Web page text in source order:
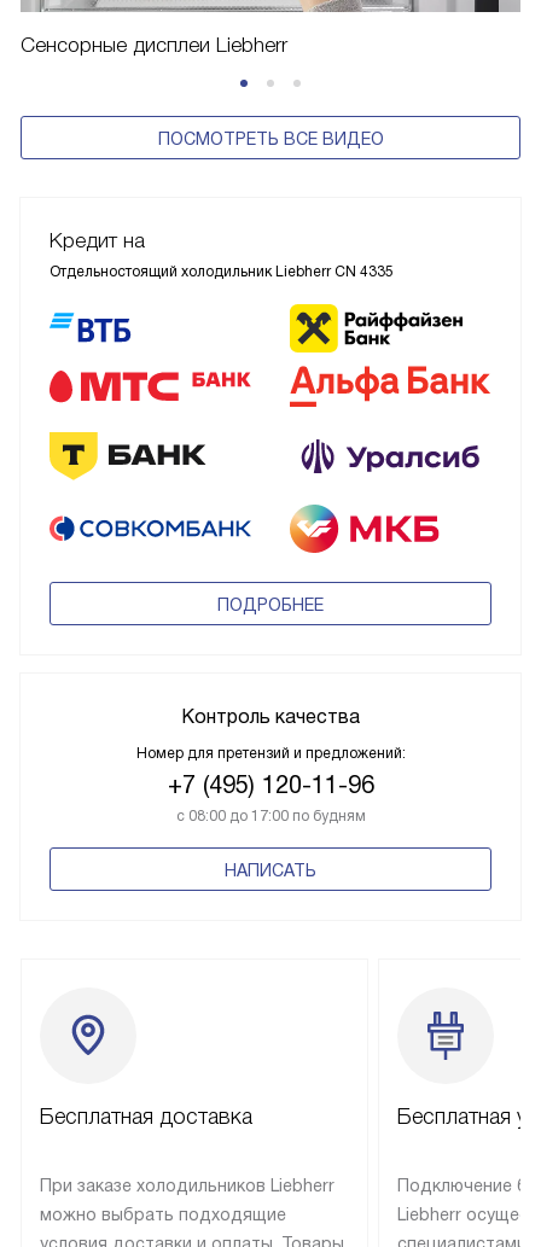
Сенсорные дисплеи Liebherr
ПОСМОТРЕТЬ ВСЕ ВИДЕО
Кредит на
Отдельностоящий холодильник Liebherr CN 4335
ПОДРОБНЕЕ
Контроль качества
Номер для претензий и предложений:
+7 (495) 120-11-96
с 08:00 до 17:00 по будням
НАПИСАТЬ
Бесплатная доставка
При заказе холодильников Liebherr
можно выбрать подходящие
условия доставки и оплаты. Товары
Бесплатная
Подключение
Liebherr
специалистами